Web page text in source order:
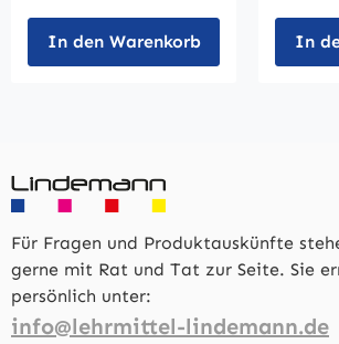
In den Warenkorb In
Für Fragen und Produktauskünfte
gerne mit Rat und Tat zur Seite. Sie
persönlich unter:
info@lehrmittel-lindemann.de